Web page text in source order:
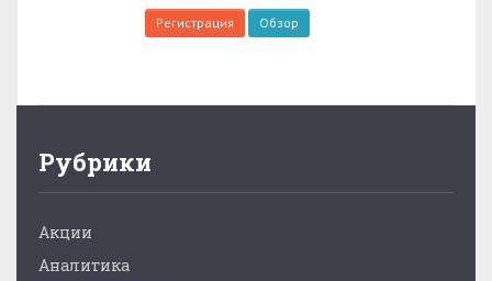
Регистрация Обзор
Рубрики
Акции
Аналитика